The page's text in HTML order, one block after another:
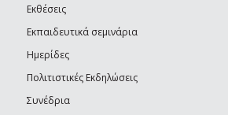
Εκθέσεις
Εκπαιδευτικά σεμινάρια
Ημερίδες
Πολιτιστικές Εκδηλώσεις
Συνέδρια